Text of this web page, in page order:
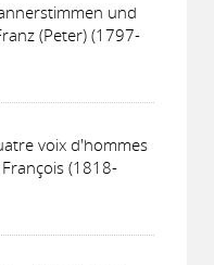
und
(Peter) (1797-
voix d'hommes
(1818-